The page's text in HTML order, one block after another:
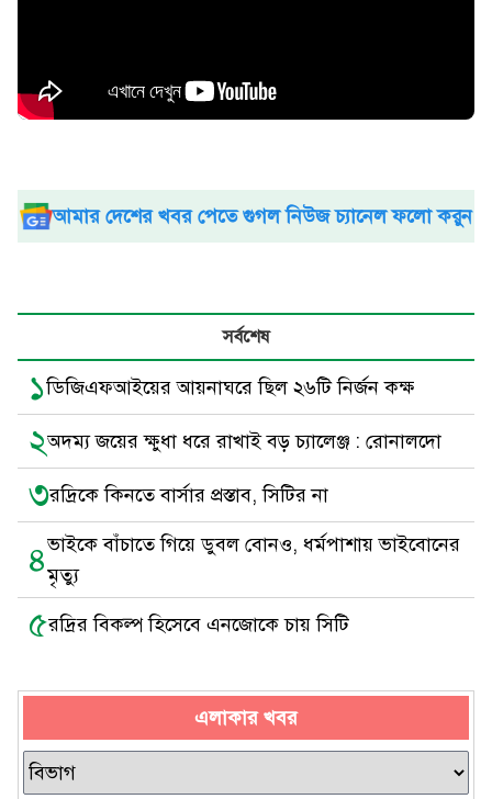
আমার দেশের খবর পেতে গুগল নিউজ চ্যানেল ফলো করুন
সর্বশেষ
১ডিজিএফআইয়ের আয়নাঘরে ছিল ২৬টি নির্জন কক্ষ
২অদম্য জয়ের ক্ষুধা ধরে রাখাই বড় চ্যালেঞ্জ : রোনালদো
৩রদ্রিকে কিনতে বার্সার প্রস্তাব, সিটির না
৪ভাইকে বাঁচাতে গিয়ে ডুবল বোনও, ধর্মপাশায় ভাইবোনের
মৃত্যু
৫রদ্রির বিকল্প হিসেবে এনজোকে চায় সিটি
এলাকার খবর